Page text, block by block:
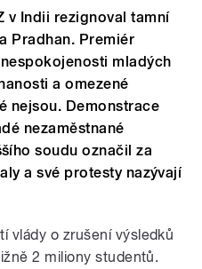
v Indii rezignoval tamní
Pradhan. Premiér
mladých
a omezené
nejsou. Demonstrace
nezaměstnané
soudu označil za
a své protesty nazývají
vlády o zrušení výsledků
2 miliony studentů.